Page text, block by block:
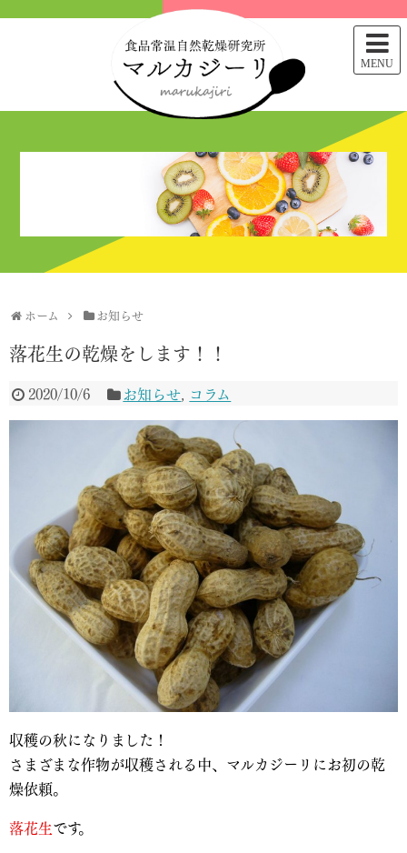
MENU
ホーム お知らせ
落花生の乾燥をします！！
2020/10/6 お知らせ, コラム
収穫の秋になりました！
さまざまな作物が収穫される中、マルカジーリにお初の乾
燥依頼。
落花生です。